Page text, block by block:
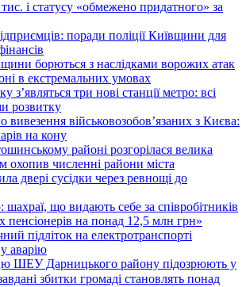
тис. і статусу «обмежено придатного» за
поради поліції Київщини для
борються з наслідками ворожих атак
в екстремальних умовах
з’являться три нові станції метро: всі
розвитку
вивезення військовозобов’язаних з Києва:
на кону
районі розгорілася велика
охопив численні райони міста
двері сусідки через ревнощі до
шахраї, що видають себе за співробітників
пенсіонерів на понад 12,5 млн грн»
підліток на електротранспорті
аварію
ШЕУ Дарницького району підозрюють у
збитки громаді становлять понад